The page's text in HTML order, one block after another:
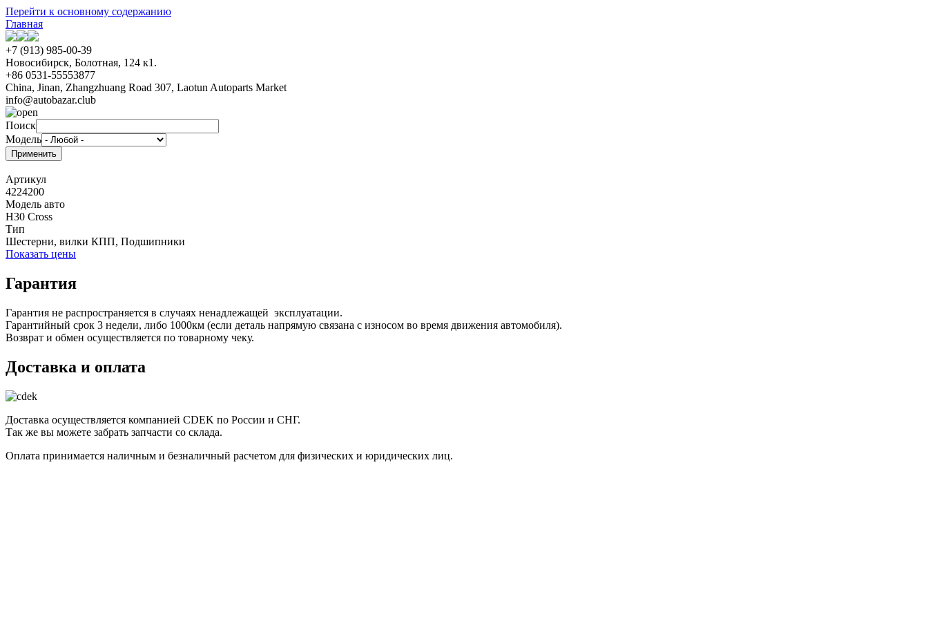
Перейти к основному содержанию
Главная
+7 (913) 985-00-39
Новосибирск, Болотная, 124 к1.
+86 0531-55553877
China, Jinan, Zhangzhuang Road 307, Laotun Autoparts Market
info@autobazar.club
Поиск
Модель
Артикул
4224200
Модель авто
H30 Cross
Тип
Шестерни, вилки КПП, Подшипники
Показать цены
Гарантия
Гарантия не распространяется в случаях ненадлежащей эксплуатации.
Гарантийный срок 3 недели, либо 1000км (если деталь напрямую связана с износом во время движения автомобиля).
Возврат и обмен осуществляется по товарному чеку.
Доставка и оплата
Доставка осуществляется компанией CDEK по России и СНГ.
Так же вы можете забрать запчасти со склада.
Оплата принимается наличным и безналичный расчетом для физических и юридических лиц.